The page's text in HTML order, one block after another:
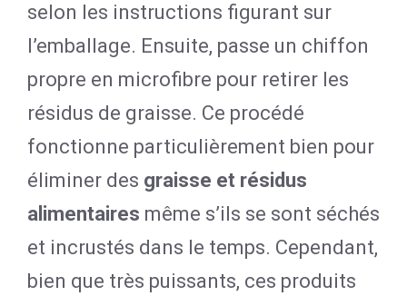
selon les instructions figurant sur
l’emballage. Ensuite, passe un chiffon
propre en microfibre pour retirer les
résidus de graisse. Ce procédé
fonctionne particulièrement bien pour
éliminer des graisse et résidus
alimentaires même s’ils se sont séchés
et incrustés dans le temps. Cependant,
bien que très puissants, ces produits